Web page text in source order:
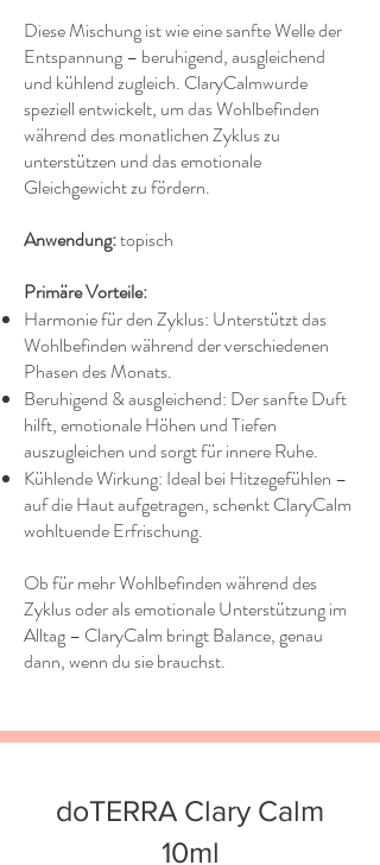
Diese Mischung ist wie eine sanfte Welle der
Entspannung – beruhigend, ausgleichend
und kühlend zugleich. ClaryCalmwurde
speziell entwickelt, um das Wohlbefinden
während des monatlichen Zyklus zu
unterstützen und das emotionale
Gleichgewicht zu fördern.
Anwendung:topisch
Primäre Vorteile:
Harmonie für den Zyklus: Unterstützt das
Wohlbefinden während der verschiedenen
Phasen des Monats.
Beruhigend & ausgleichend: Der sanfte Duft
hilft, emotionale Höhen und Tiefen
auszugleichen und sorgt für innere Ruhe.
Kühlende Wirkung: Ideal bei Hitzegefühlen –
auf die Haut aufgetragen, schenkt ClaryCalm
wohltuende Erfrischung.
Ob für mehr Wohlbefinden während des
Zyklus oder als emotionale Unterstützung im
Alltag – ClaryCalm bringt Balance, genau
dann, wenn du sie brauchst.
doTERRA Clary Calm
10ml